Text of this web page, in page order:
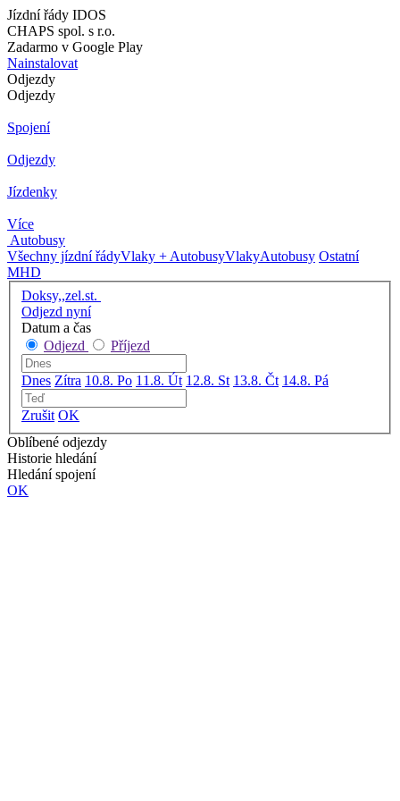
Jízdní řády IDOS
CHAPS spol. s r.o.
Zadarmo v Google Play
Nainstalovat
Odjezdy
Odjezdy
Spojení
Odjezdy
Jízdenky
Více
Autobusy
Všechny jízdní řádyVlaky + AutobusyVlakyAutobusy Ostatní
MHD
Doksy,,zel.st.
Odjezd nyní
Datum a čas
Odjezd
Příjezd
Dnes Zítra 10.8. Po 11.8. Út 12.8. St 13.8. Čt 14.8. Pá
Zrušit OK
Oblíbené odjezdy
Historie hledání
Hledání spojení
OK